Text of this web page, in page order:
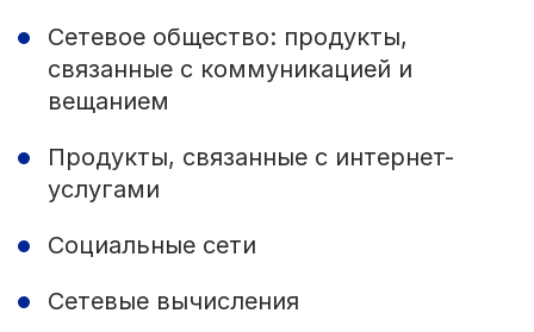
Сетевое общество: продукты,
связанные с коммуникацией и
вещанием
Продукты, связанные с интернет-
услугами
Социальные сети
Сетевые вычисления